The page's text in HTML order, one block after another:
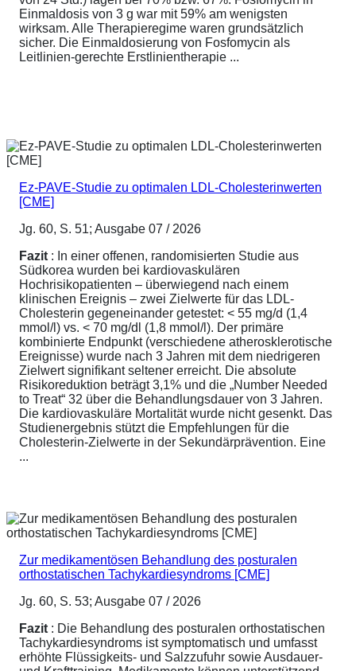
Einmaldosis von 3 g war mit 59% am wenigsten
wirksam. Alle Therapieregime waren grundsätzlich
sicher. Die Einmaldosierung von Fosfomycin als
Leitlinien-gerechte Erstlinientherapie ...
Ez-PAVE-Studie zu optimalen LDL-Cholesterinwerten
[CME]
Jg. 60, S. 51; Ausgabe 07 / 2026
Fazit : In einer offenen, randomisierten Studie aus
Südkorea wurden bei kardiovaskulären
Hochrisikopatienten – überwiegend nach einem
klinischen Ereignis – zwei Zielwerte für das LDL-
Cholesterin gegeneinander getestet: < 55 mg/d (1,4
mmol/l) vs. < 70 mg/dl (1,8 mmol/l). Der primäre
kombinierte Endpunkt (verschiedene atherosklerotische
Ereignisse) wurde nach 3 Jahren mit dem niedrigeren
Zielwert signifikant seltener erreicht. Die absolute
Risikoreduktion beträgt 3,1% und die „Number Needed
to Treat“ 32 über die Behandlungsdauer von 3 Jahren.
Die kardiovaskuläre Mortalität wurde nicht gesenkt. Das
Studienergebnis stützt die Empfehlungen für die
Cholesterin-Zielwerte in der Sekundärprävention. Eine
...
Zur medikamentösen Behandlung des posturalen
orthostatischen Tachykardiesyndroms [CME]
Jg. 60, S. 53; Ausgabe 07 / 2026
Fazit : Die Behandlung des posturalen orthostatischen
Tachykardiesyndroms ist symptomatisch und umfasst
erhöhte Flüssigkeits- und Salzzufuhr sowie Ausdauer-